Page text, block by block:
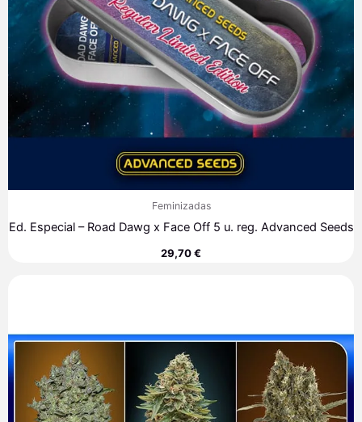
Feminizadas
Ed. Especial – Road Dawg x Face Off 5 u. reg. Advanced Seeds
29,70€